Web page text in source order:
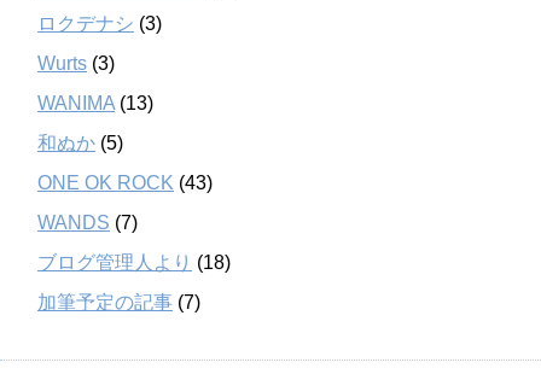
ロクデナシ (3)
Wurts (3)
WANIMA (13)
和ぬか (5)
ONE OK ROCK (43)
WANDS (7)
ブログ管理人より (18)
加筆予定の記事 (7)